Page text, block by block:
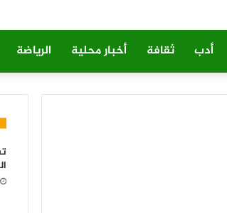
أدب ثقافة أخبار محلية الرياضة